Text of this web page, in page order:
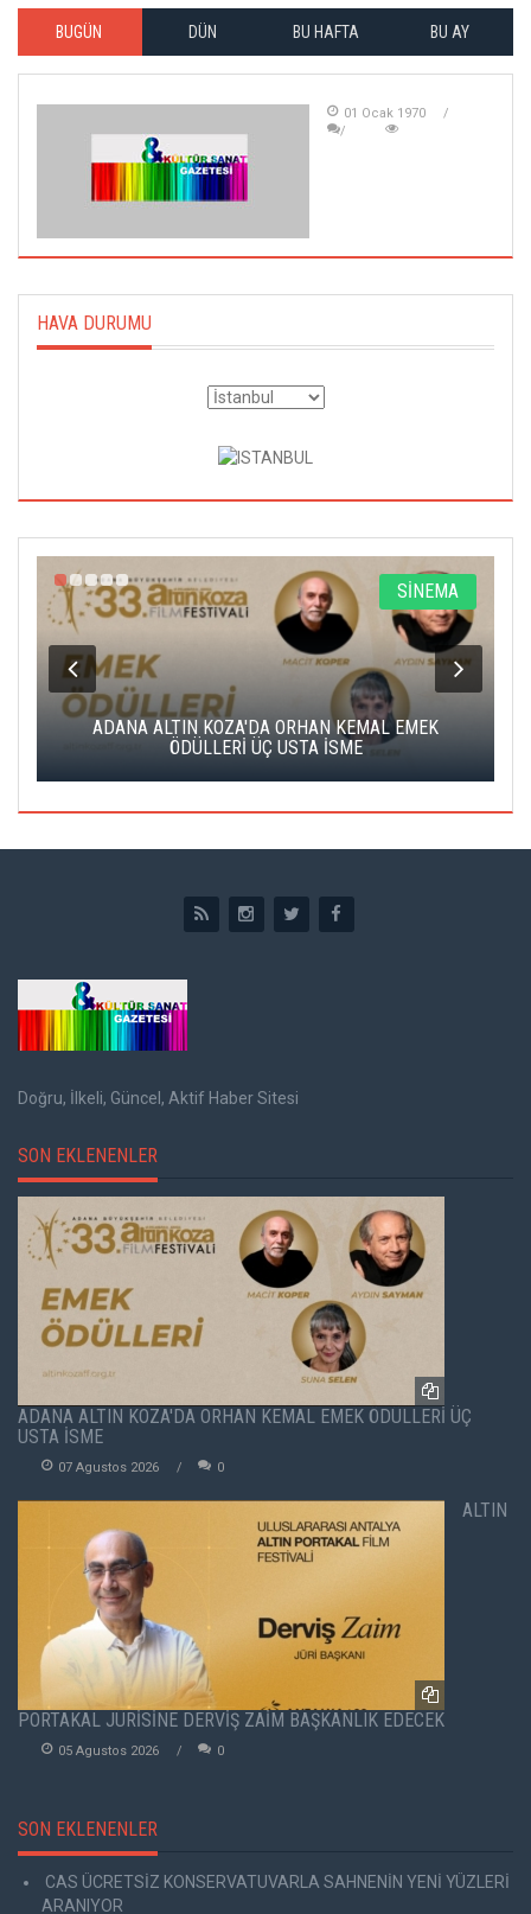
BUGÜN DÜN BU HAFTA BU AY
01 Ocak 1970
HAVA DURUMU
SİNEMA
ADANA ALTIN KOZA'DA ORHAN KEMAL EMEK
ÖDÜLLERİ ÜÇ USTA İSME
Doğru, İlkeli, Güncel, Aktif Haber Sitesi
SON EKLENENLER
ADANA ALTIN KOZA'DA ORHAN KEMAL EMEK ÖDÜLLERİ ÜÇ
USTA İSME
07 Agustos 2026 0
ALTIN
PORTAKAL JÜRİSİNE DERVİŞ ZAİM BAŞKANLIK EDECEK
05 Agustos 2026 0
SON EKLENENLER
CAS ÜCRETSİZ KONSERVATUVARLA SAHNENİN YENİ YÜZLERİ
ARANIYOR